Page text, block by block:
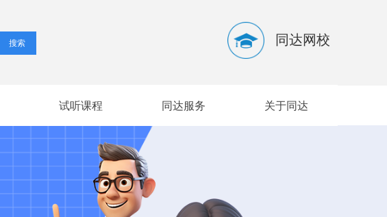
同达网校
搜索
试听课程 同达服务 关于同达